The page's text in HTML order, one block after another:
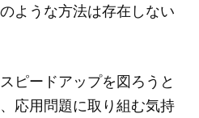
ような方法は存在しない
ピードアップを図ろうと
応用問題に取り組む気持